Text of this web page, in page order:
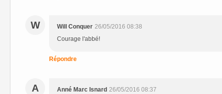
W Will Conquer 26/05/2016 08:38
Courage l'abbé!
Répondre
A Anné Marc Isnard 26/05/2016 08:37